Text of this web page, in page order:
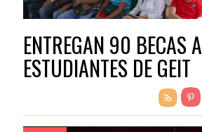
ENTREGAN 90 BECAS A
ESTUDIANTES DE GEIT